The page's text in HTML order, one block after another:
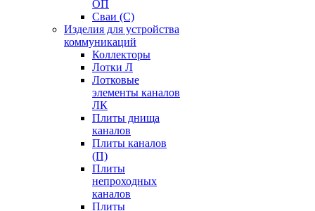
ОП
Сваи (С)
Изделия для устройства
коммуникаций
Коллекторы
Лотки Л
Лотковые
элементы каналов
ЛК
Плиты днища
каналов
Плиты каналов
(П)
Плиты
непроходных
каналов
Плиты